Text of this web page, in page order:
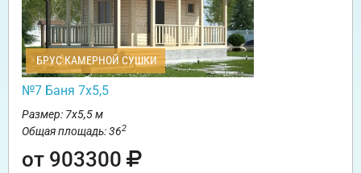
БРУС КАМЕРНОЙ СУШКИ
№7 Баня 7х5,5
Размер: 7х5,5 м
Общая площадь: 362
от 903300